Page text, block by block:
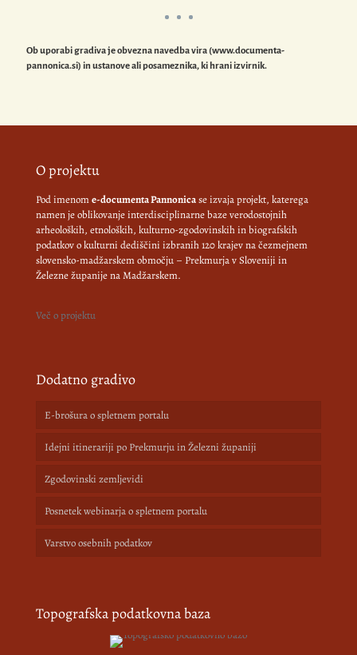
Ob uporabi gradiva je obvezna navedba vira (www.documenta-
pannonica.si) in ustanove ali posameznika, ki hrani izvirnik.
O projektu
Pod imenome-documenta Pannonicase izvaja projekt, katerega
namen je oblikovanje interdisciplinarne baze verodostojnih
arheoloških, etnoloških, kulturno-zgodovinskih in biografskih
podatkov o kulturni dediščini izbranih 120 krajev na čezmejnem
slovensko-madžarskem območju – Prekmurja v Sloveniji in
Železne županije na Madžarskem.
Več o projektu
Dodatno gradivo
E-brošura o spletnem portalu
Idejni itinerariji po Prekmurju in Železni županiji
Zgodovinski zemljevidi
Posnetek webinarja o spletnem portalu
Varstvo osebnih podatkov
Topografska podatkovna baza